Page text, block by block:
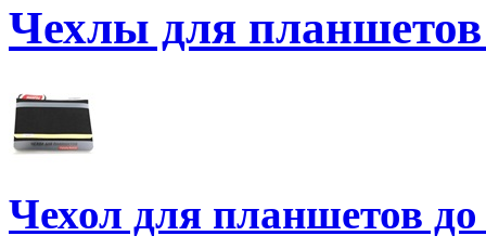
Чехлы для
Чехол для планшетов